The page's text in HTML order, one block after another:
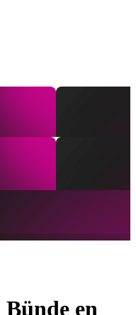
Bünde en